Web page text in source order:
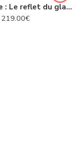
L’Islande : Le reflet du glacier -N° 22 IS
219.00€